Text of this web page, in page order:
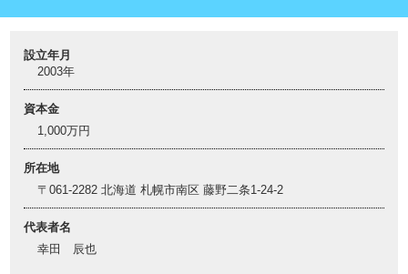
設立年月
2003年
資本金
1,000万円
所在地
〒061-2282 北海道 札幌市南区 藤野二条1-24-2
代表者名
幸田 辰也